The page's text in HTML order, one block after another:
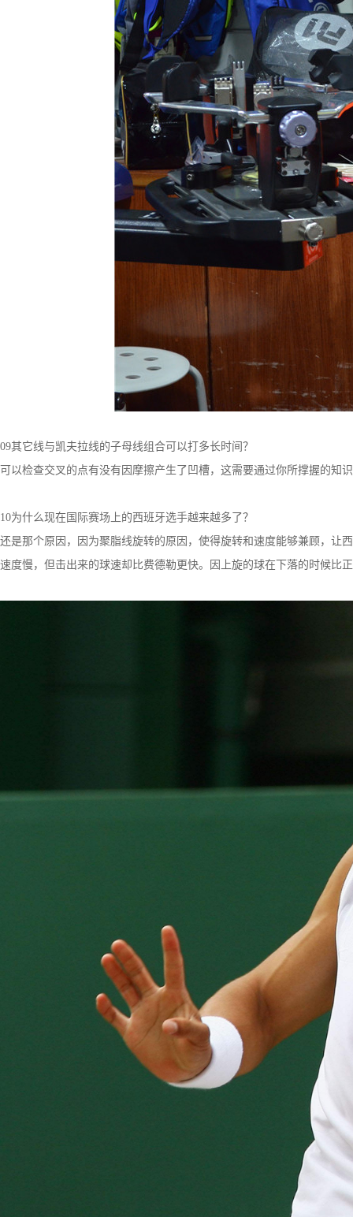
09其它线与凯夫拉线的子母线组合可以打多长时间？
可以检查交叉的点有没有因摩擦产生了凹槽，这需要通过你所撑握的知
10为什么现在国际赛场上的西班牙选手越来越多了？
还是那个原因，因为聚脂线旋转的原因，使得旋转和速度能够兼顾，让
速度慢，但击出来的球速却比费德勒更快。因上旋的球在下落的时候比